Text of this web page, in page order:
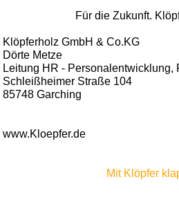
Für die Zukunft.
Klöpferholz GmbH & Co.KG
Dörte Metze
Leitung HR - Personalentwicklung,
Schleißheimer Straße 104
85748 Garching
www.Kloepfer.de
Mit Klöpfer